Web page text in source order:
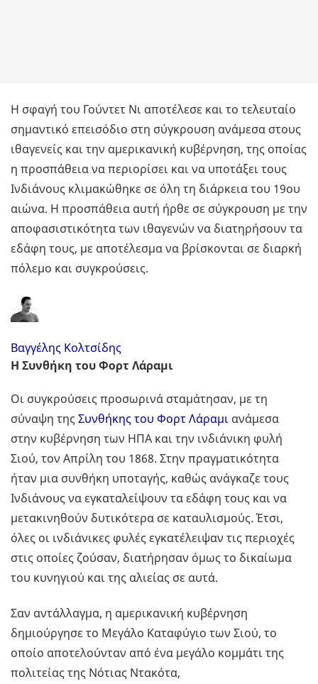
Η σφαγή του Γούντετ Νι αποτέλεσε και το τελευταίο
σημαντικό επεισόδιο στη σύγκρουση ανάμεσα στους
ιθαγενείς και την αμερικανική κυβέρνηση, της οποίας
η προσπάθεια να περιορίσει και να υποτάξει τους
Ινδιάνους κλιμακώθηκε σε όλη τη διάρκεια του 19ου
αιώνα. Η προσπάθεια αυτή ήρθε σε σύγκρουση με την
αποφασιστικότητα των ιθαγενών να διατηρήσουν τα
εδάφη τους, με αποτέλεσμα να βρίσκονται σε διαρκή
πόλεμο και συγκρούσεις.
Βαγγέλης Κολτσίδης
Η Συνθήκη του Φορτ Λάραμι
Οι συγκρούσεις προσωρινά σταμάτησαν, με τη
σύναψη τηςΣυνθήκης του Φορτ Λάραμι ανάμεσα
στην κυβέρνηση των ΗΠΑ και την ινδιάνικη φυλή
Σιού, τον Απρίλη του 1868. Στην πραγματικότητα
ήταν μια συνθήκη υποταγής, καθώς ανάγκαζε τους
Ινδιάνους να εγκαταλείψουν τα εδάφη τους και να
μετακινηθούν δυτικότερα σε καταυλισμούς. Έτσι,
όλες οι ινδιάνικες φυλές εγκατέλειψαν τις περιοχές
στις οποίες ζούσαν, διατήρησαν όμως το δικαίωμα
του κυνηγιού και της αλιείας σε αυτά.
Σαν αντάλλαγμα, η αμερικανική κυβέρνηση
δημιούργησε το Μεγάλο Καταφύγιο των Σιού, το
οποίο αποτελούνταν από ένα μεγάλο κομμάτι της
πολιτείας της Νότιας Ντακότα,